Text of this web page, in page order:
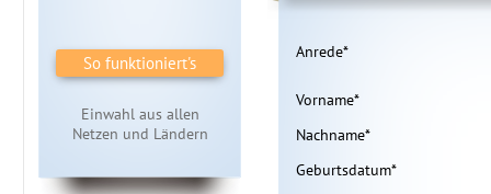
So funktioniert's
Einwahl aus allen
Netzen und Ländern
Anrede*
Vorname*
Nachname*
Geburtsdatum*